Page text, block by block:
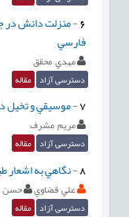
6
-منزلت دانش در
فارسي
مهدي محقق
دسترسی آزاد مقاله
7
-موسيقي‌ و تخيل‌
مريم‌ مشرف
دسترسی آزاد مقاله
8
-نگاهي به اشعار
علي قضاوي حسن
دسترسی آزاد مقاله